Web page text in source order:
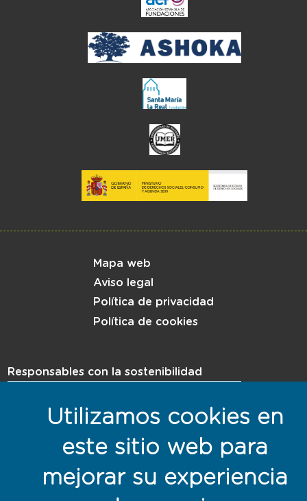
Mapa web
Aviso legal
Política de privacidad
Política de cookies
Responsables con la sostenibilidad
Utilizamos cookies en
este sitio web para
mejorar su experiencia